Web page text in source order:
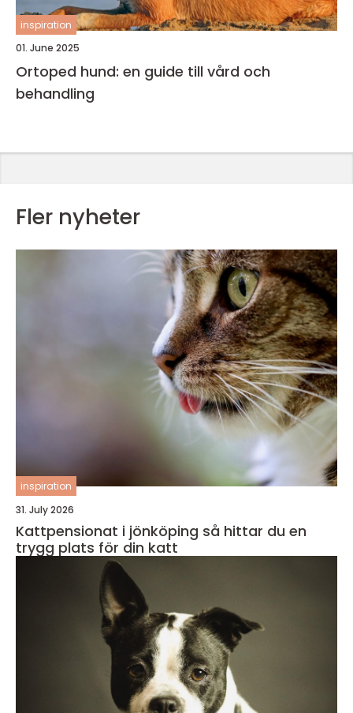
inspiration
01. June 2025
Ortoped hund: en guide till vård och
behandling
Fler nyheter
inspiration
31. July 2026
Kattpensionat i jönköping så hittar du en
trygg plats för din katt